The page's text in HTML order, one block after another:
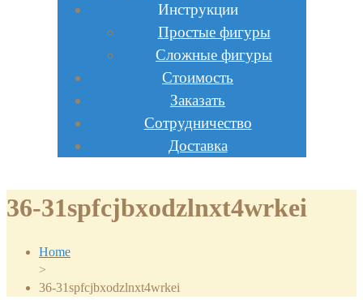
Инструкции
Простые фигуры
Сложные фигуры
Стоимость
Заказать
Сотрудничество
Доставка
36-31spfcjbxodzlnxt4wrkei
Home
>
36-31spfcjbxodzlnxt4wrkei